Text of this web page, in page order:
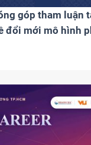
góp tham luận
đổi mới mô hình